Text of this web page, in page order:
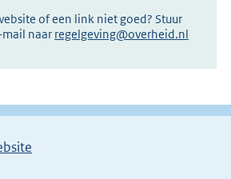
of een link niet goed? Stuur
naar regelgeving@overheid.nl